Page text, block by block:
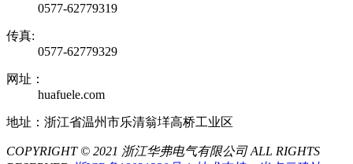
0577-62779319
传真:
0577-62779329
网址：
huafuele.com
地址：浙江省温州市乐清翁垟高桥工业区
COPYRIGHT © 2021 浙江华弗电气有限公司 ALL RIGHTS